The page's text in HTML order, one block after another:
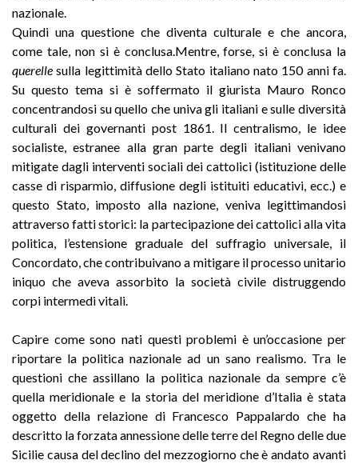
nazionale.
Quindi una questione che diventa culturale e che ancora,
come tale, non si è conclusa.Mentre, forse, si è conclusa la
querelle sulla legittimità dello Stato italiano nato 150 anni fa.
Su questo tema si è soffermato il giurista Mauro Ronco
concentrandosi su quello che univa gli italiani e sulle diversità
culturali dei governanti post 1861. Il centralismo, le idee
socialiste, estranee alla gran parte degli italiani venivano
mitigate dagli interventi sociali dei cattolici (istituzione delle
casse di risparmio, diffusione degli istituiti educativi, ecc.) e
questo Stato, imposto alla nazione, veniva legittimandosi
attraverso fatti storici: la partecipazione dei cattolici alla vita
politica, l’estensione graduale del suffragio universale, il
Concordato, che contribuivano a mitigare il processo unitario
iniquo che aveva assorbito la società civile distruggendo
corpi intermedi vitali.
Capire come sono nati questi problemi è un’occasione per
riportare la politica nazionale ad un sano realismo. Tra le
questioni che assillano la politica nazionale da sempre c’è
quella meridionale e la storia del meridione d’Italia è stata
oggetto della relazione di Francesco Pappalardo che ha
descritto la forzata annessione delle terre del Regno delle due
Sicilie causa del declino del mezzogiorno che è andato avanti